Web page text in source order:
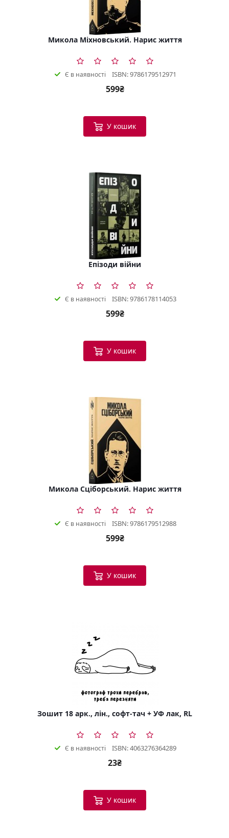
Микола Міхновський. Нарис життя
Є в наявності ISBN: 9786179512971
599₴
У кошик
Епізоди війни
Є в наявності ISBN: 9786178114053
599₴
У кошик
Микола Сціборський. Нарис життя
Є в наявності ISBN: 9786179512988
599₴
У кошик
Зошит 18 арк., лін., софт-тач + УФ лак, RL
Є в наявності ISBN: 4063276364289
23₴
У кошик